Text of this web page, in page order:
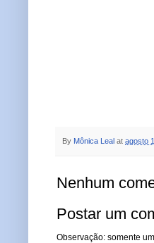
By Mônica Leal at agosto
Nenhum
Postar um
Observação: somente